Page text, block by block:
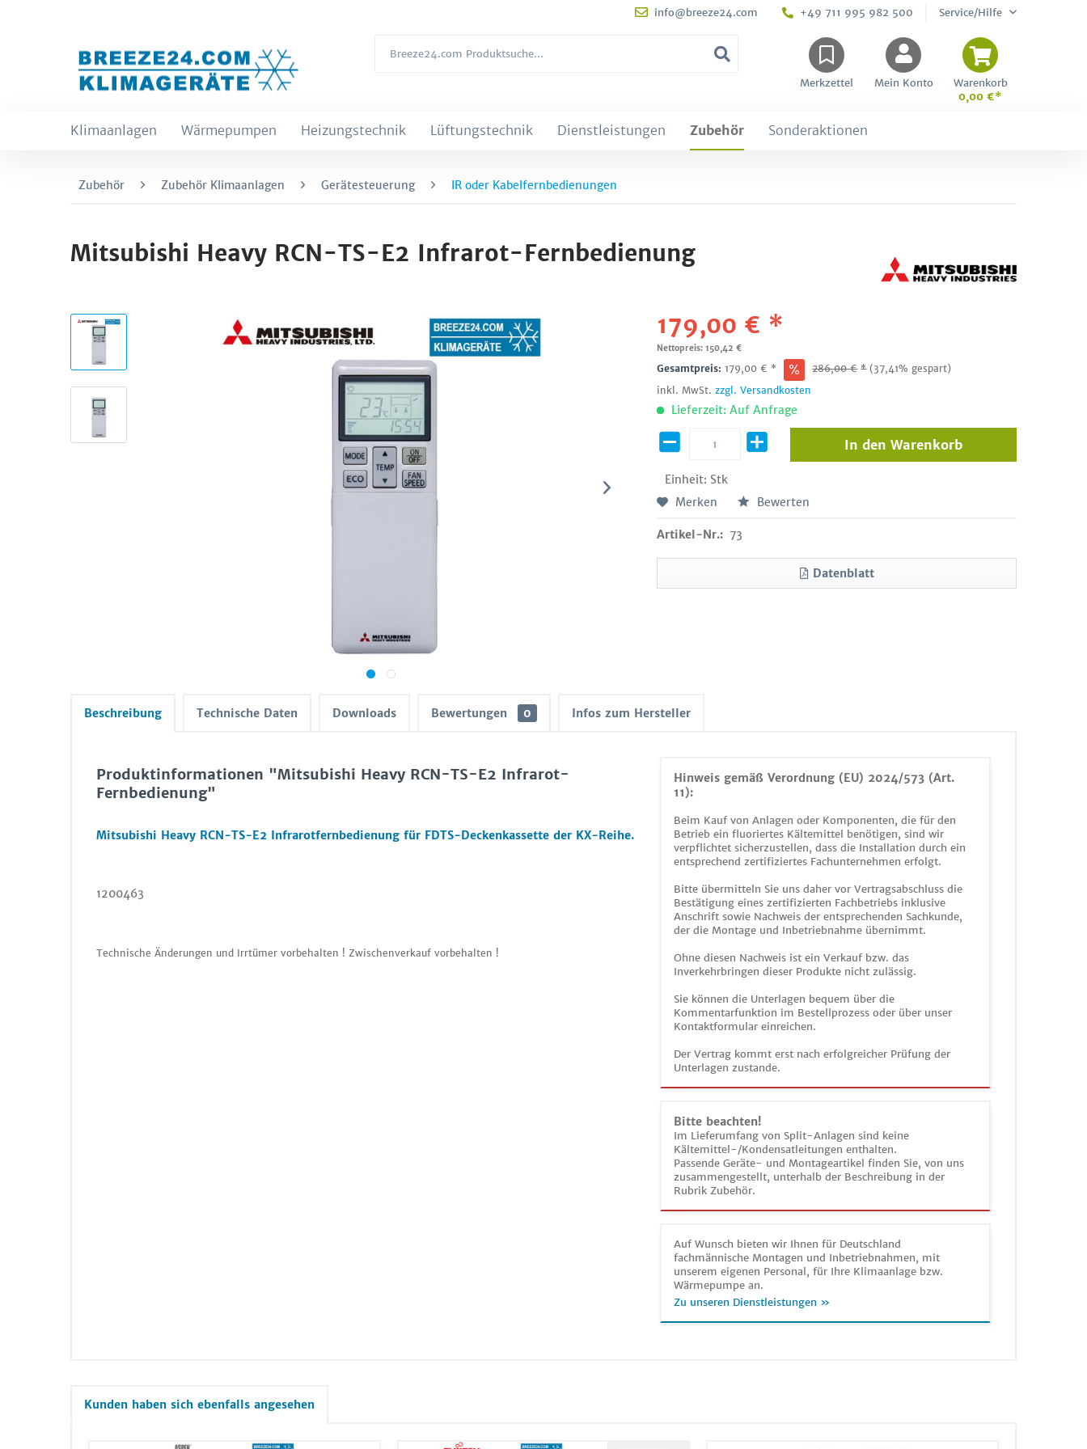
info@breeze24.com +49 711 995 982 500 Service/Hilfe
Merkzettel Mein Konto
Warenkorb
0,00 €*
Klimaanlagen Wärmepumpen Heizungstechnik Lüftungstechnik Dienstleistungen Zubehör Sonderaktionen
Zubehör Zubehör Klimaanlagen Gerätesteuerung IR oder Kabelfernbedienungen
Mitsubishi Heavy RCN-TS-E2 Infrarot-Fernbedienung
179,00 € *
Nettopreis: 150,42 €
Gesamtpreis: 179,00 € * 286,00€ * (37,41% gespart)
inkl. MwSt.zzgl. Versandkosten
Lieferzeit: Auf Anfrage
Einheit: Stk
In den Warenkorb
Merken Bewerten
Artikel-Nr.: 73
Datenblatt
Beschreibung Technische Daten Downloads Bewertungen 0 Infos zum Hersteller
Hinweis gemäß Verordnung (EU) 2024/573 (Art.
11):
Beim Kauf von Anlagen oder Komponenten, die für den
Betrieb ein fluoriertes Kältemittel benötigen, sind wir
verpflichtet sicherzustellen, dass die Installation durch ein
entsprechend zertifiziertes Fachunternehmen erfolgt.
Bitte übermitteln Sie uns daher vor Vertragsabschluss die
Bestätigung eines zertifizierten Fachbetriebs inklusive
Anschrift sowie Nachweis der entsprechenden Sachkunde,
der die Montage und Inbetriebnahme übernimmt.
Ohne diesen Nachweis ist ein Verkauf bzw. das
Inverkehrbringen dieser Produkte nicht zulässig.
Sie können die Unterlagen bequem über die
Kommentarfunktion im Bestellprozess oder über unser
Kontaktformular einreichen.
Der Vertrag kommt erst nach erfolgreicher Prüfung der
Unterlagen zustande.
Bitte beachten!
Im Lieferumfang von Split-Anlagen sind keine
Kältemittel-/Kondensatleitungen enthalten.
Passende Geräte- und Montageartikel finden Sie, von uns
zusammengestellt, unterhalb der Beschreibung in der
Rubrik Zubehör.
Auf Wunsch bieten wir Ihnen für Deutschland
fachmännische Montagen und Inbetriebnahmen, mit
unserem eigenen Personal, für Ihre Klimaanlage bzw.
Wärmepumpe an.
Zu unseren Dienstleistungen »
Produktinformationen "Mitsubishi Heavy RCN-TS-E2 Infrarot-
Fernbedienung"
Mitsubishi Heavy RCN-TS-E2 Infrarotfernbedienung für FDTS-Deckenkassette der KX-Reihe.
1200463
Technische Änderungen und Irrtümer vorbehalten ! Zwischenverkauf vorbehalten !
Kunden haben sich ebenfalls angesehen